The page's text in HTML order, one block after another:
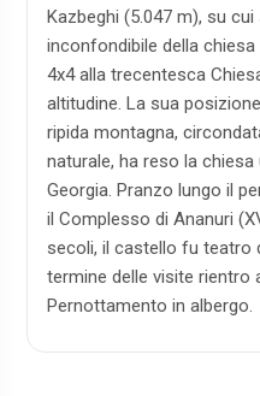
Kazbeghi (5.047 m), su
inconfondibile della chiesa
4x4 alla trecentesca
altitudine. La sua
ripida montagna,
naturale, ha reso la
Georgia. Pranzo lungo il
il Complesso di Ananuri
secoli, il castello fu teatro
termine delle visite rientro
Pernottamento in albergo.